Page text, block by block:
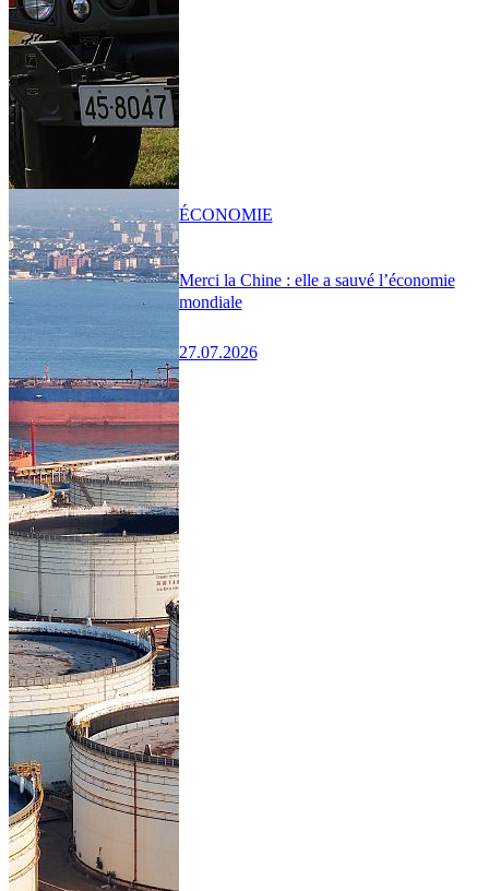
Merci la Chine : elle a sauvé l’économie
mondiale
27.07.2026
ÉCONOMIE